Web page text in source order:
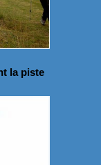
la piste